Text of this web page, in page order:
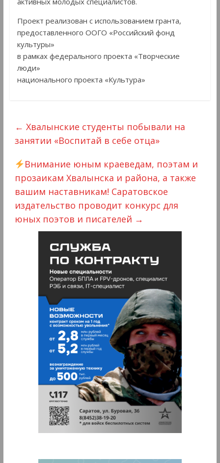
Проект реализован с использованием гранта,
предоставленного ООГО «Российский фонд
культуры»
в рамках федерального проекта «Творческие
люди»
национального проекта «Культура»
← Хвалынские студенты побывали на
занятии «Воспитай в себе отца»
Внимание юным краеведам, поэтам и
прозаикам Хвалынска и района, а также
вашим наставникам! Саратовское
издательство проводит конкурс для
юных поэтов и писателей →